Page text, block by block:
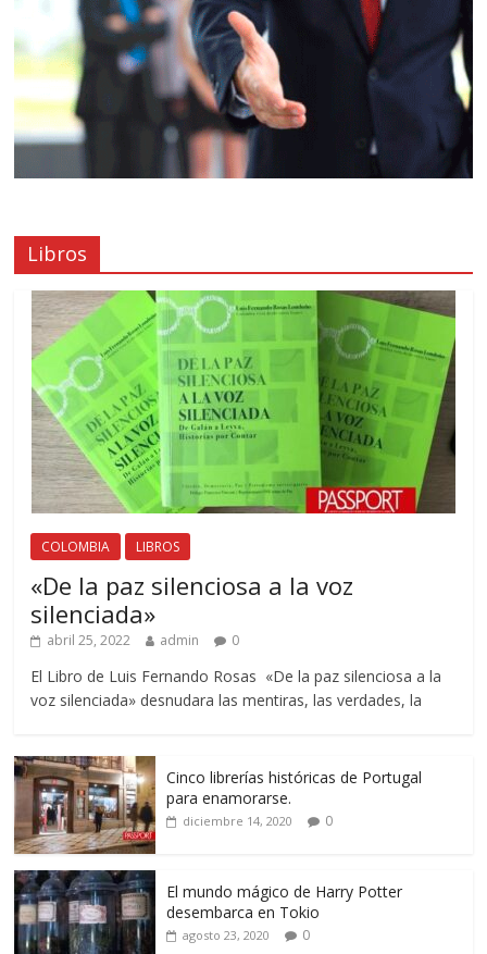
Libros
COLOMBIA LIBROS
«De la paz silenciosa a la voz
silenciada»
abril 25, 2022 admin 0
El Libro de Luis Fernando Rosas «De la paz silenciosa a la
voz silenciada» desnudara las mentiras, las verdades, la
Cinco librerías históricas de Portugal
para enamorarse.
diciembre 14, 2020 0
El mundo mágico de Harry Potter
desembarca en Tokio
agosto 23, 2020 0